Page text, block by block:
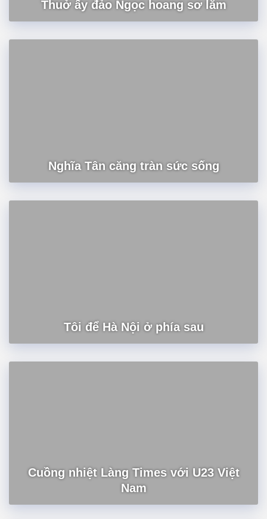
Thuở ấy đảo Ngọc hoang sơ lắm
Nghĩa Tân căng tràn sức sống
Tôi để Hà Nội ở phía sau
Cuồng nhiệt Làng Times với U23 Việt
Nam